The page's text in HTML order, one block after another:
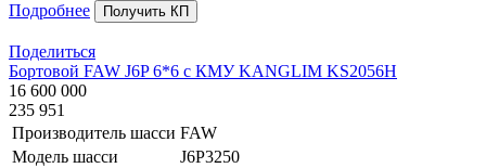
Подробнее
Получить КП
Поделиться
Бортовой FAW J6P 6*6 с КМУ KANGLIM KS2056H
16 600 000
235 951
Производитель шасси FAW
Модель шасси
J6P3250